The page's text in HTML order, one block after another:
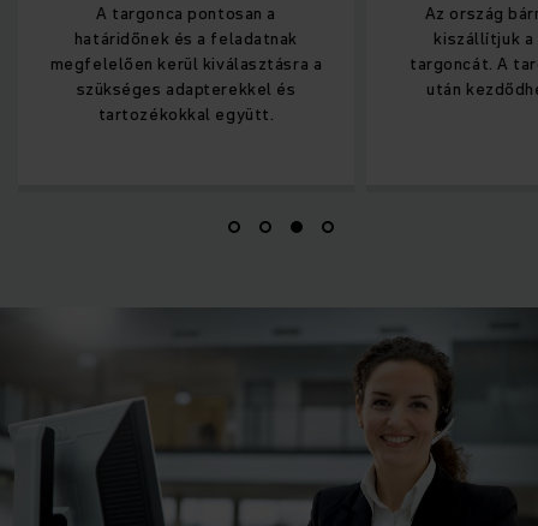
A targonca pontosan a
határidőnek és a feladatnak
megfelelően kerül kiválasztásra a
szükséges adapterekkel és
tartozékokkal együtt.
Az ország
kiszállítjuk
targoncát. A
után